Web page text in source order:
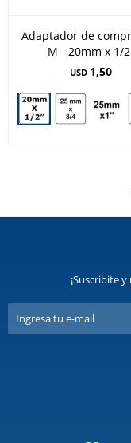
Adaptador de
M - 20mm x 1/
USD 1,50
¡Suscribite